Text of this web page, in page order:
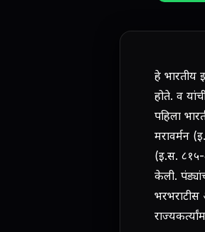
हे भारतीय
होते. व
पहिला
मरावर्मन
(इ.स. ८१५-
केली.
भरभराटीस